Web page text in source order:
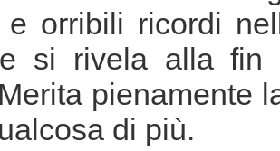
e orribili ricordi
si rivela alla fin
pienamente
di più.